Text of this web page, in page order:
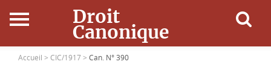
Droit
Canonique
Accueil
Accueil > CIC/1917 > Can. N° 390